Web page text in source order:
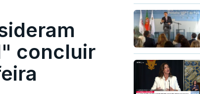
concluir